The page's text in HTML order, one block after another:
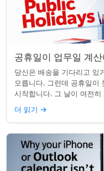
공휴일이 업무일 계
당신은 배송을 기다리고 있
모릅니다. 그런데 공휴일이
시작합니다. 그 날이 여전히
할 때 공휴일은 생각보다 더
더 읽기 →